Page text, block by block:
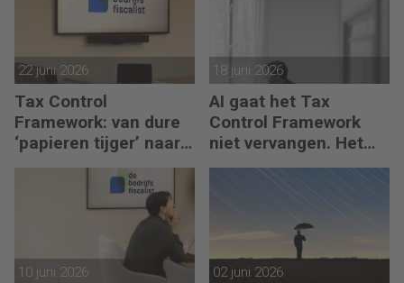
22 juni 2026
Tax Control
Framework: van dure
‘papieren tijger’ naar
digitaal stuurmiddel
18 juni 2026
AI gaat het Tax
Control Framework
niet vervangen. Het
maakt de fiscalist die
kan doorvragen alleen
10 juni 2026 02 juni 2026